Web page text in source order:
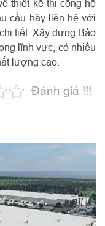
thiết kế thi công hệ
cầu hãy liên hệ với
tiết. Xây dựng Bảo
lĩnh vực, có nhiều
lượng cao.
Đánh giá !!!